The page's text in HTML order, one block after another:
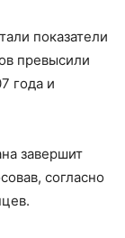
показатели
превысили
года и
завершит
согласно